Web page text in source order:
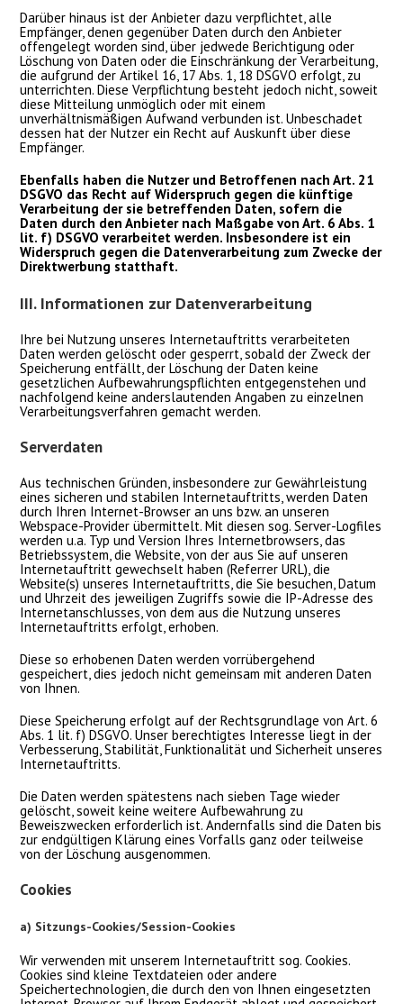
Darüber hinaus ist der Anbieter dazu verpflichtet, alle
Empfänger, denen gegenüber Daten durch den Anbieter
offengelegt worden sind, über jedwede Berichtigung oder
Löschung von Daten oder die Einschränkung der Verarbeitung,
die aufgrund der Artikel 16, 17 Abs. 1, 18 DSGVO erfolgt, zu
unterrichten. Diese Verpflichtung besteht jedoch nicht, soweit
diese Mitteilung unmöglich oder mit einem
unverhältnismäßigen Aufwand verbunden ist. Unbeschadet
dessen hat der Nutzer ein Recht auf Auskunft über diese
Empfänger.
Ebenfalls haben die Nutzer und Betroffenen nach Art. 21
DSGVO das Recht auf Widerspruch gegen die künftige
Verarbeitung der sie betreffenden Daten, sofern die
Daten durch den Anbieter nach Maßgabe von Art. 6 Abs. 1
lit. f) DSGVO verarbeitet werden. Insbesondere ist ein
Widerspruch gegen die Datenverarbeitung zum Zwecke der
Direktwerbung statthaft.
III. Informationen zur Datenverarbeitung
Ihre bei Nutzung unseres Internetauftritts verarbeiteten
Daten werden gelöscht oder gesperrt, sobald der Zweck der
Speicherung entfällt, der Löschung der Daten keine
gesetzlichen Aufbewahrungspflichten entgegenstehen und
nachfolgend keine anderslautenden Angaben zu einzelnen
Verarbeitungsverfahren gemacht werden.
Serverdaten
Aus technischen Gründen, insbesondere zur Gewährleistung
eines sicheren und stabilen Internetauftritts, werden Daten
durch Ihren Internet-Browser an uns bzw. an unseren
Webspace-Provider übermittelt. Mit diesen sog. Server-Logfiles
werden u.a. Typ und Version Ihres Internetbrowsers, das
Betriebssystem, die Website, von der aus Sie auf unseren
Internetauftritt gewechselt haben (Referrer URL), die
Website(s) unseres Internetauftritts, die Sie besuchen, Datum
und Uhrzeit des jeweiligen Zugriffs sowie die IP-Adresse des
Internetanschlusses, von dem aus die Nutzung unseres
Internetauftritts erfolgt, erhoben.
Diese so erhobenen Daten werden vorrübergehend
gespeichert, dies jedoch nicht gemeinsam mit anderen Daten
von Ihnen.
Diese Speicherung erfolgt auf der Rechtsgrundlage von Art. 6
Abs. 1 lit. f) DSGVO. Unser berechtigtes Interesse liegt in der
Verbesserung, Stabilität, Funktionalität und Sicherheit unseres
Internetauftritts.
Die Daten werden spätestens nach sieben Tage wieder
gelöscht, soweit keine weitere Aufbewahrung zu
Beweiszwecken erforderlich ist. Andernfalls sind die Daten bis
zur endgültigen Klärung eines Vorfalls ganz oder teilweise
von der Löschung ausgenommen.
Cookies
a) Sitzungs-Cookies/Session-Cookies
Wir verwenden mit unserem Internetauftritt sog. Cookies.
Cookies sind kleine Textdateien oder andere
Speichertechnologien, die durch den von Ihnen eingesetzten